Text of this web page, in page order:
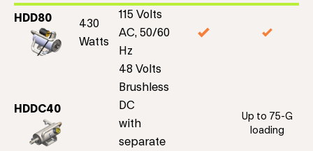
HDD80
430
Watts
115 Volts
AC, 50/60
Hz
HDDC40
48 Volts
Brushless
DC
with
separate
Up to 75-G
loading